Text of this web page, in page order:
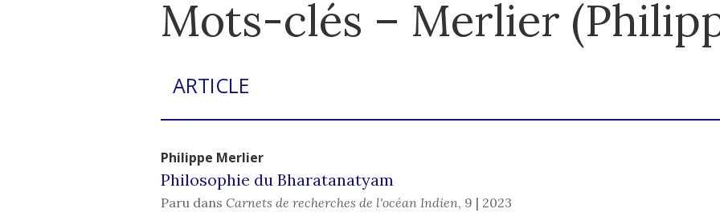
Mots-clés – Merlier
ARTICLE
Philippe Merlier
Philosophie du Bharatanatyam
Paru dans Carnets de recherches de l'océan Indien, 9 | 2023